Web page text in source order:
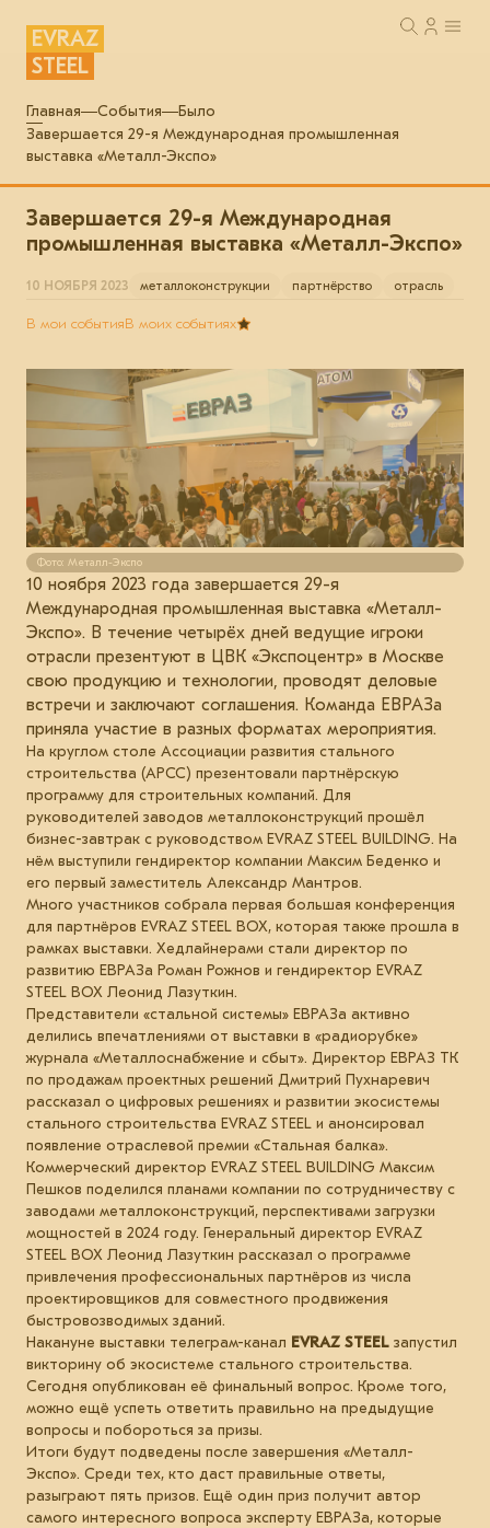
EVRAZ
STEEL
Главная События
Было
Завершается 29-я Международная промышленная
выставка «Металл-Экспо»
Завершается 29-я Международная
промышленная выставка «Металл-Экспо»
10 НОЯБРЯ 2023 металлоконструкции партнёрство отрасль
В мои событияВ моих событиях
Фото: Металл-Экспо
10 ноября 2023 года завершается 29-я
Международная промышленная выставка «Металл-
Экспо». В течение четырёх дней ведущие игроки
отрасли презентуют в ЦВК «Экспоцентр» в Москве
свою продукцию и технологии, проводят деловые
встречи и заключают соглашения. Команда ЕВРАЗа
приняла участие в разных форматах мероприятия.
На круглом столе Ассоциации развития стального
строительства (АРСС) презентовали партнёрскую
программу для строительных компаний. Для
руководителей заводов металлоконструкций прошёл
бизнес-завтрак с руководством EVRAZ STEEL BUILDING. На
нём выступили гендиректор компании Максим Беденко и
его первый заместитель Александр Мантров.
Много участников собрала первая большая конференция
для партнёров EVRAZ STEEL BOX, которая также прошла в
рамках выставки. Хедлайнерами стали директор по
развитию ЕВРАЗа Роман Рожнов и гендиректор EVRAZ
STEEL BOX Леонид Лазуткин.
Представители «стальной системы» ЕВРАЗа активно
делились впечатлениями от выставки в «радиорубке»
журнала «Металлоснабжение и сбыт». Директор ЕВРАЗ ТК
по продажам проектных решений Дмитрий Пухнаревич
рассказал о цифровых решениях и развитии экосистемы
стального строительства EVRAZ STEEL и анонсировал
появление отраслевой премии «Стальная балка».
Коммерческий директор EVRAZ STEEL BUILDING Максим
Пешков поделился планами компании по сотрудничеству с
заводами металлоконструкций, перспективами загрузки
мощностей в 2024 году. Генеральный директор EVRAZ
STEEL BOX Леонид Лазуткин рассказал о программе
привлечения профессиональных партнёров из числа
проектировщиков для совместного продвижения
быстровозводимых зданий.
Накануне выставки телеграм-канал EVRAZ STEEL запустил
викторину об экосистеме стального строительства.
Сегодня опубликован её финальный вопрос. Кроме того,
можно ещё успеть ответить правильно на предыдущие
вопросы и побороться за призы.
Итоги будут подведены после завершения «Металл-
Экспо». Среди тех, кто даст правильные ответы,
разыграют пять призов. Ещё один приз получит автор
самого интересного вопроса эксперту ЕВРАЗа, которые